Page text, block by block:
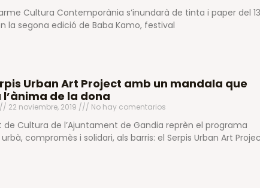
Cultura Contemporània s’inundarà de tinta i paper del 13
la segona edició de Baba Kamo, festival
Urban Art Project amb un mandala que
de la dona
22 noviembre, 2019 No hay comentarios
Cultura de l’Ajuntament de Gandia reprèn el programa
compromès i solidari, als barris: el Serpis Urban Art